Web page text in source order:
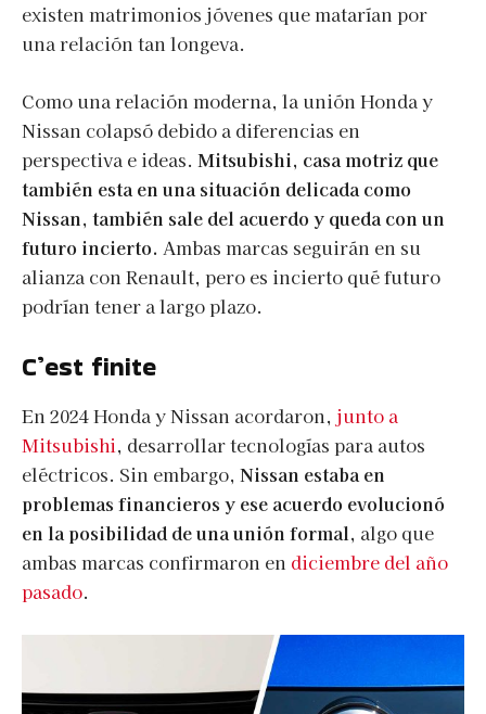
existen matrimonios jóvenes que matarían por
una relación tan longeva.
Como una relación moderna, la unión Honda y
Nissan colapsó debido a diferencias en
perspectiva e ideas. Mitsubishi, casa motriz que
también esta en una situación delicada como
Nissan, también sale del acuerdo y queda con un
futuro incierto. Ambas marcas seguirán en su
alianza con Renault, pero es incierto qué futuro
podrían tener a largo plazo.
C’est finite
En 2024 Honda y Nissan acordaron, junto a
Mitsubishi, desarrollar tecnologías para autos
eléctricos. Sin embargo, Nissan estaba en
problemas financieros y ese acuerdo evolucionó
en la posibilidad de una unión formal, algo que
ambas marcas confirmaron en diciembre del año
pasado.